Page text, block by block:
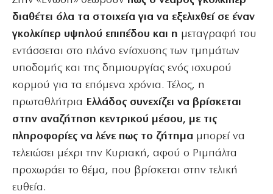
διαθέτει όλα τα στοιχεία για να εξελιχθεί σε έναν
γκολκίπερ υψηλού επιπέδου και η μεταγραφή του
εντάσσεται στο πλάνο ενίσχυσης των τμημάτων
υποδομής και της δημιουργίας ενός ισχυρού
κορμού για τα επόμενα χρόνια. Τέλος, η
πρωταθλήτρια Ελλάδος συνεχίζει να βρίσκεται
στην αναζήτηση κεντρικού μέσου, με τις
πληροφορίες να λένε πως το ζήτημα μπορεί να
τελειώσει μέχρι την Κυριακή, αφού ο Ριμπάλτα
προχωράει το θέμα, που βρίσκεται στην τελική
ευθεία.